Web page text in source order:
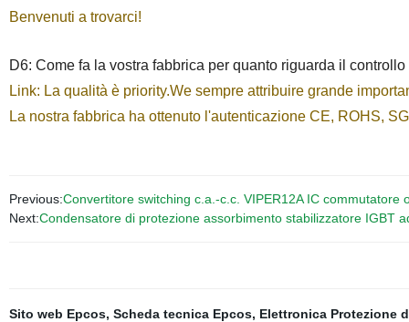
Benvenuti a trovarci!
D6: Come fa la vostra fabbrica per quanto riguarda il
Link: La qualità è priority.We sempre attribuire grande
La nostra fabbrica ha ottenuto l'autenticazione CE, ROHS,
Previous:Convertitore switching c.a.-c.c. VIPER12A IC commutatore
Next:Condensatore di protezione assorbimento stabilizzatore IGBT
Sito web Epcos, Scheda tecnica Epcos, Elettronica Protezione